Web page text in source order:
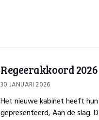
Regeerakkoord 2026
30 JANUARI 2026
Het nieuwe kabinet heeft
gepresenteerd, Aan de slag.